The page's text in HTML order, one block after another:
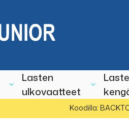
Lasten
ulkovaatteet
Koodilla: